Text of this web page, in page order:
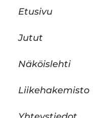
Etusivu
Jutut
Näköislehti
Liikehakemisto